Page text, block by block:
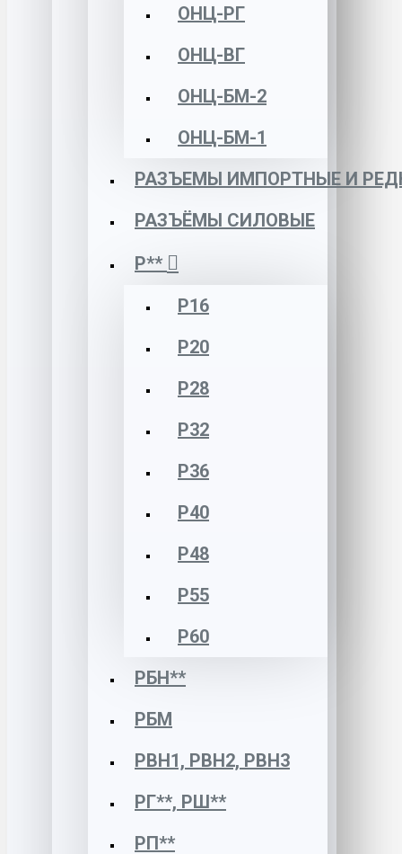
ОНЦ-РГ
ОНЦ-ВГ
ОНЦ-БМ-2
ОНЦ-БМ-1
РАЗЪЕМЫ ИМПОРТНЫЕ И
РАЗЪЁМЫ СИЛОВЫЕ
Р**
Р16
Р20
Р28
Р32
Р36
Р40
Р48
Р55
Р60
РБН**
РБМ
РВН1, РВН2, РВН3
РГ**, РШ**
РП**